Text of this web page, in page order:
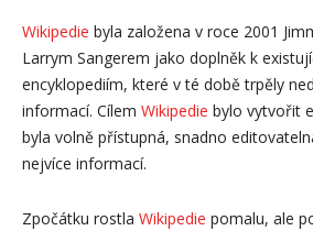
Wikipedie byla založena v roce 2001
Larrym Sangerem jako doplněk k
encyklopediím, které v té době trpěly
informací. Cílem Wikipedie bylo vytvořit
byla volně přístupná, snadno
nejvíce informací.
Zpočátku rostla Wikipedie pomalu, ale